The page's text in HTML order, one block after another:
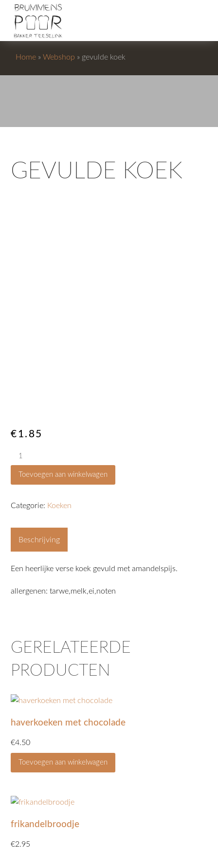
Home » Webshop » gevulde koek
GEVULDE KOEK
€ 1.85
gevulde
koek
aantal
Toevoegen aan winkelwagen
Categorie: Koeken
Beschrijving
Een heerlijke verse koek gevuld met amandelspijs.
allergenen: tarwe,melk,ei,noten
GERELATEERDE
PRODUCTEN
haverkoeken met chocolade
€4.50
Toevoegen aan winkelwagen
frikandelbroodje
€2.95